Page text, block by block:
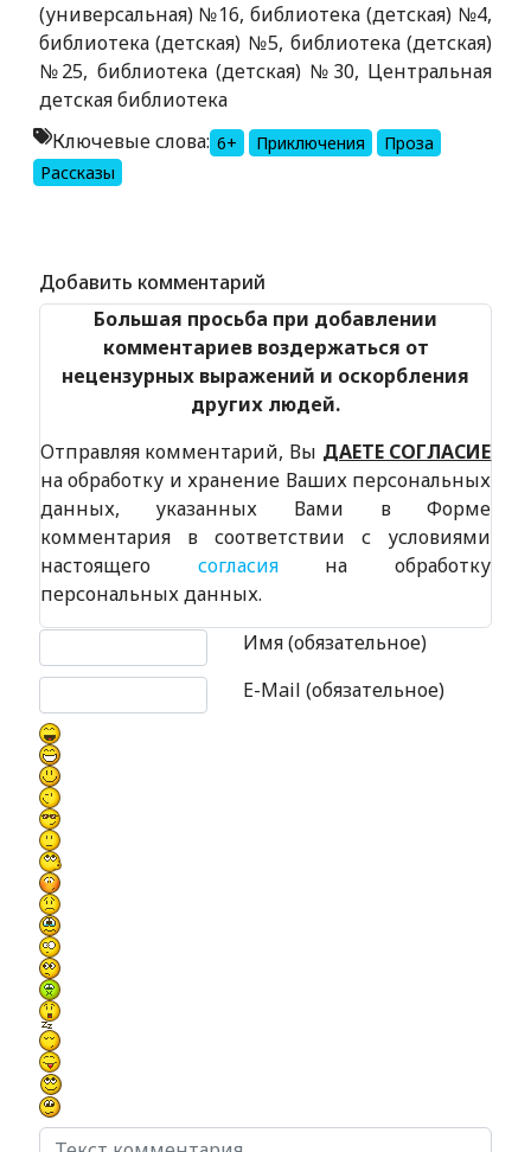
(универсальная) №16, библиотека (детская) №4,
библиотека (детская) №5, библиотека (детская)
№25, библиотека (детская) №30, Центральная
детская библиотека
Ключевые слова: 6+ Приключения
Проза
Рассказы
Добавить комментарий
Большая просьба при добавлении
комментариев воздержаться от
нецензурных выражений и оскорбления
других людей.
Отправляя комментарий, Вы ДАЕТЕ СОГЛАСИЕ
на обработку и хранение Ваших персональных
данных, указанных Вами в Форме
комментария в соответствии с условиями
настоящего согласияна обработку
персональных данных.
Имя (обязательное)
E-Mail (обязательное)
Текст комментария